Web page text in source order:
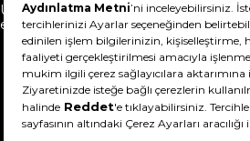
Ürünümü nasıl iade
edebilirim?